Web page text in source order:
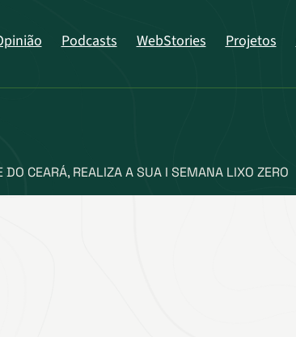
Podcasts WebStories Projetos
DO CEARÁ, REALIZA A SUA I SEMANA LIXO ZERO